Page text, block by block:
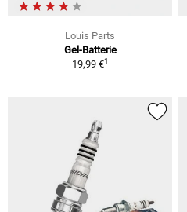
Louis Parts
Gel-Batterie
19,99 €1